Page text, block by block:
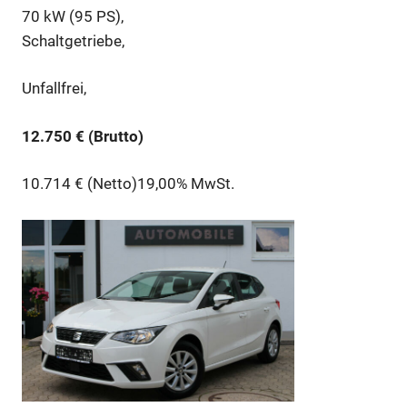
70 kW (95 PS),
Schaltgetriebe,
Unfallfrei,
12.750 € (Brutto)
10.714 € (Netto)19,00% MwSt.